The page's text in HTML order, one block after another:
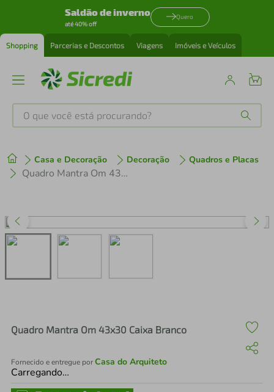
Saldão de inverno
até 40% off
Quero
Shopping Parcerias e Descontos Viagens Imóveis e Veículos
O que você está procurando?
Casa e Decoração Decoração Quadros e Placas
Quadro Mantra Om 43x30 Caixa Branco
Quadro Mantra Om 43x30 Caixa Branco
Fornecido e entregue porCasa do Arquiteto
Carregando…
1º tenis
perfume